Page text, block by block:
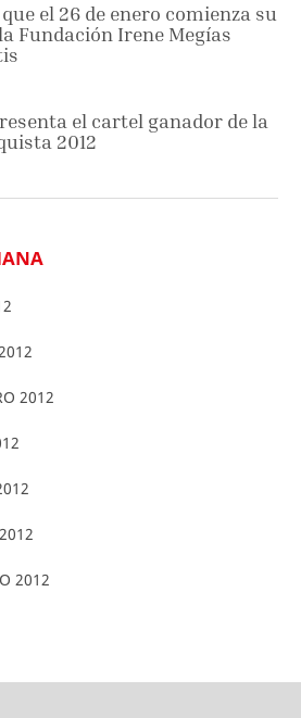
el 26 de enero comienza su
Fundación Irene Megías
el cartel ganador de la
2012
2012
2012
2012
2012